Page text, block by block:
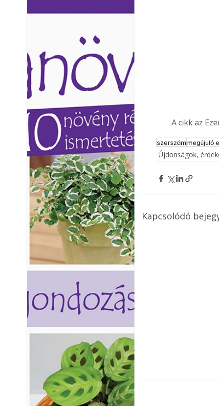
A cikk az
szerszámmegújuló
Újdonságok,
Kapcsolódó